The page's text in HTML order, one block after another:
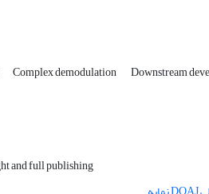
Complex demodulation Downstream
and full publishing